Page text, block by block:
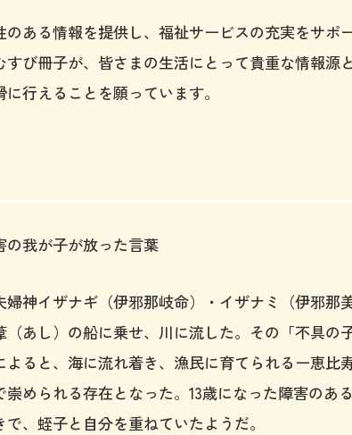
ある情報を提供し、福祉サービスの充実をサポ
び冊子が、皆さまの生活にとって貴重な情報源
行えることを願っています。
の我が子が放った言葉
神イザナギ（伊邪那岐命）・イザナミ（伊邪那美
あし）の船に乗せ、川に流した。その「不具の
ると、海に流れ着き、漁民に育てられるー恵比
められる存在となった。13歳になった障害のある
、蛭子と自分を重ねていたようだ。